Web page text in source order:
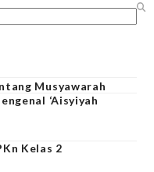
Musyawarah
‘Aisyiyah
Kelas 2